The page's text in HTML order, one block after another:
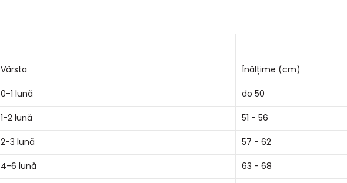
Vârsta Înălțime (cm)
0-1 lună do 50
1-2 lună 51 - 56
2-3 lună 57 - 62
4-6 lună 63 - 68